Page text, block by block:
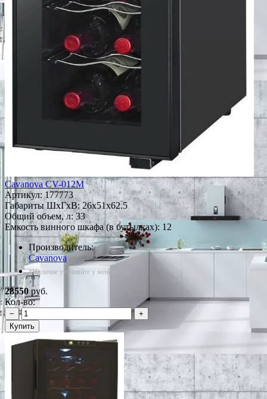
Cavanova CV-012M
Артикул:177773
Габариты ШxГxВ: 26x51x62.5
Общий объем, л: 33
Емкость винного шкафа (в бутылках): 12
Производитель:
Cavanova
*Наличие уточняйте у менеджера
28550руб.
Кол-во:
−
+
Купить